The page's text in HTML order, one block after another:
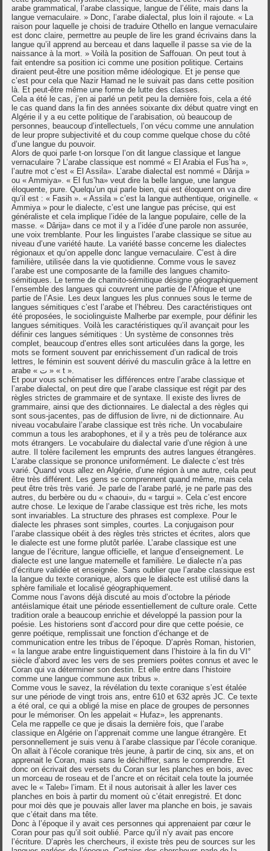
arabe grammatical, l’arabe classique, langue de l’élite, mais dans la
langue vernaculaire. » Donc, l’arabe dialectal, plus loin il rajoute. « La
raison pour laquelle je choisi de traduire Othello en langue vernaculaire
est donc claire, permettre au peuple de lire les grand écrivains dans la
langue qu’il apprend au berceau et dans laquelle il passe sa vie de la
naissance à la mort. » Voilà la position de Saffouan. On peut tout à
fait entendre sa position ici comme une position politique. Certains
diraient peut-être une position même idéologique. Et je pense que
c’est pour cela que Nazir Hamad ne le suivait pas dans cette position
là. Et peut-être même une forme de lutte des classes.
Cela a été le cas, j’en ai parlé un petit peu la dernière fois, cela a été
le cas quand dans la fin des années soixante dix début quatre vingt en
Algérie il y a eu cette politique de l’arabisation, où beaucoup de
personnes, beaucoup d’intellectuels, l’on vécu comme une annulation
de leur propre subjectivité et du coup comme quelque chose du côté
d’une langue du pouvoir.
Alors de quoi parle t-on lorsque l’on dit langue classique et langue
vernaculaire ? L’arabe classique est nommé « El Arabia el Fus’ha »,
l’autre mot c’est « El Assila». L’arabe dialectal est nommé « Dârija »
ou « Ammiya». « El fus’ha» veut dire la belle langue, une langue
éloquente, pure. Quelqu’un qui parle bien, qui est éloquent on va dire
qu’il est : « Fasih ». « Assila » c’est la langue authentique, originelle. «
Ammiya » pour le dialecte, c’est une langue pas précise, qui est
généraliste et cela implique l’idée de la langue populaire, celle de la
masse. « Dârija» dans ce mot il y a l’idée d’une parole non assurée,
une voix tremblante. Pour les linguistes l’arabe classique se situe au
niveau d’une variété haute. La variété basse concerne les dialectes
régionaux et qu’on appelle donc langue vernaculaire. C’est à dire
familière, utilisée dans la vie quotidienne. Comme vous le savez
l’arabe est une composante de la famille des langues chamito-
sémitiques. Le terme de chamito-sémitique désigne géographiquement
l’ensemble des langues qui couvrent une partie de l’Afrique et une
partie de l’Asie. Les deux langues les plus connues sous le terme de
langues sémitiques c’est l’arabe et l’hébreu. Des caractéristiques ont
été proposées, le sociolinguiste Malherbe par exemple, pour définir les
langues sémitiques. Voilà les caractéristiques qu’il avançait pour les
définir ces langues sémitiques : Un système de consonnes très
complet, beaucoup d’entres elles sont articulées dans la gorge, les
mots se forment souvent par enrichissement d’un radical de trois
lettres, le féminin est souvent dérivé du masculin grâce à la lettre en
arabe « ت » « t ».
Et pour vous schématiser les différences entre l’arabe classique et
l’arabe dialectal, on peut dire que l’arabe classique est régit par des
règles strictes de grammaire et de syntaxe. Il existe des livres de
grammaire, ainsi que des dictionnaires. Le dialectal a des règles qui
sont sous-jacentes, pas de diffusion de livre, ni de dictionnaire. Au
niveau vocabulaire l’arabe classique est très riche. Un vocabulaire
commun a tous les arabophones, et il y a très peu de tolérance aux
mots étrangers. Le vocabulaire du dialectal varie d’une région à une
autre. Il tolère facilement les emprunts des autres langues étrangères.
L’arabe classique se prononce uniformément. Le dialecte c’est très
varié. Quand vous allez en Algérie, d’une région à une autre, cela peut
être très différent. Les gens se comprennent quand même, mais cela
peut être très très varié. Je parle de l’arabe parlé, je ne parle pas des
autres, du berbère ou du « chaoui», du « targui ». Cela c’est encore
autre chose. Le lexique de l’arabe classique est très riche, les mots
sont invariables. La structure des phrases est complexe. Pour le
dialecte les phrases sont simples, courtes. La conjugaison pour
l’arabe classique obéit à des règles très strictes et écrites, alors que
le dialecte est une forme plutôt parlée. L’arabe classique est une
langue de l’écriture, langue officielle, et langue d’enseignement. Le
dialecte est une langue maternelle et familière. Le dialecte n’a pas
d’écriture validée et enseignée. Sans oublier que l’arabe classique est
la langue du texte coranique, alors que le dialecte est utilisé dans la
sphère familiale et localisé géographiquement.
Comme nous l’avons déjà discuté au mois d’octobre la période
antéislamique était une période essentiellement de culture orale. Cette
tradition orale a beaucoup enrichie et développé la passion pour la
poésie. Les historiens sont d’accord pour dire que cette poésie, ce
genre poétique, remplissait une fonction d’échange et de
communication entre les tribus de l’époque. D’après Roman, historien,
« la langue arabe entre linguistiquement dans l’histoire à la fin du VI°
siècle d’abord avec les vers de ses premiers poètes connus et avec le
Coran qui va déterminer son destin. Et elle entre dans l’histoire
comme une langue commune aux tribus ».
Comme vous le savez, la révélation du texte coranique s’est étalée
sur une période de vingt trois ans, entre 610 et 632 après JC. Ce texte
a été oral, ce qui a obligé la mise en place de groupes de personnes
pour le mémoriser. On les appelait « Hufaz», les apprenants.
Cela me rappelle ce que je disais la dernière fois, que l’arabe
classique en Algérie on l’apprenait comme une langue étrangère. Et
personnellement je suis venu à l’arabe classique par l’école coranique.
On allait à l’école coranique très jeune, à partir de cinq, six ans, et on
apprenait le Coran, mais sans le déchiffrer, sans le comprendre. Et
donc on écrivait des versets du Coran sur les planches en bois, avec
un morceau de roseau et de l’ancre et on récitait cela toute la journée
avec le « Taleb» l’imam. Et il nous autorisait à aller les laver ces
planches en bois à partir du moment où c’était enregistré. Et donc
pour moi dès que je pouvais aller laver ma planche en bois, je savais
que c’était dans ma tête.
Donc à l’époque il y avait ces personnes qui apprenaient par cœur le
Coran pour pas qu’il soit oublié. Parce qu’il n’y avait pas encore
l’écriture. D’après les chercheurs, il existe très peu de sources sur les